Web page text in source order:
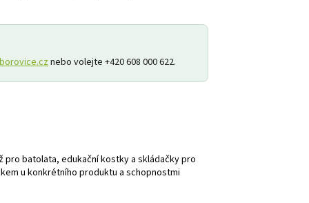
nebo volejte +420 608 000 622.
pro batolata, edukační kostky a skládačky pro
u konkrétního produktu a schopnostmi